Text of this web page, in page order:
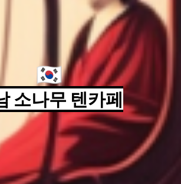
🇰🇷
소나무 텐카페